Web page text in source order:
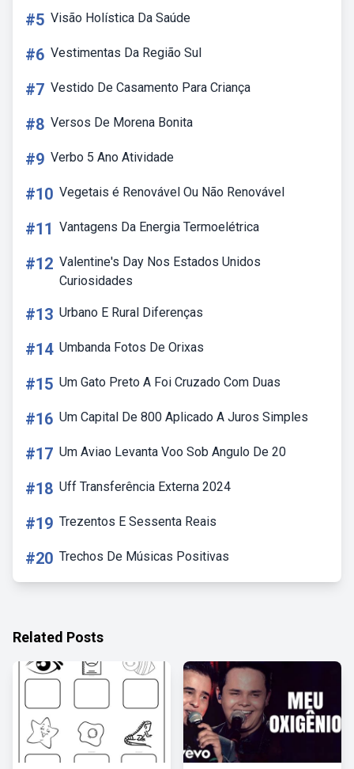
#5 Visão Holística Da Saúde
#6 Vestimentas Da Região Sul
#7 Vestido De Casamento Para Criança
#8 Versos De Morena Bonita
#9 Verbo 5 Ano Atividade
#10 Vegetais é Renovável Ou Não Renovável
#11 Vantagens Da Energia Termoelétrica
#12 Valentine's Day Nos Estados Unidos
Curiosidades
#13 Urbano E Rural Diferenças
#14 Umbanda Fotos De Orixas
#15 Um Gato Preto A Foi Cruzado Com Duas
#16 Um Capital De 800 Aplicado A Juros Simples
#17 Um Aviao Levanta Voo Sob Angulo De 20
#18 Uff Transferência Externa 2024
#19 Trezentos E Sessenta Reais
#20 Trechos De Músicas Positivas
Related Posts